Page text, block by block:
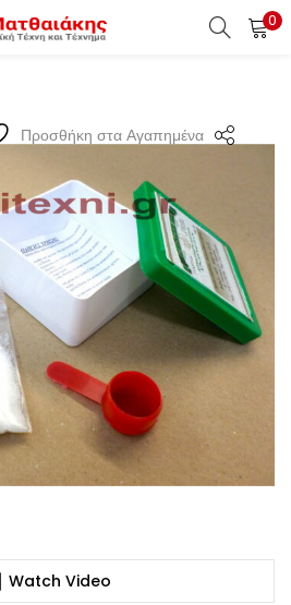
0
Προσθήκη στα Αγαπημένα
Watch Video
Πελατών